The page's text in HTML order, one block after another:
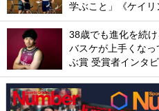
学ぶこと」《ケイリ
38歳でも進化を続
バスケが上手くな
ぶ賞 受賞者インタビ